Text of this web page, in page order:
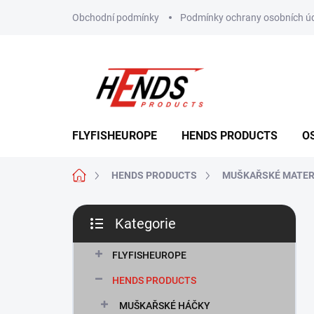
Obchodní podmínky Podmínky ochrany osobních
FLYFISHEUROPE HENDS PRODUCTS
Domů HENDS PRODUCTS MUŠKAŘSKÉ
P
s
kategorie
Kategorie
FLYFISHEUROPE
HENDS PRODUCTS
MUŠKAŘSKÉ HÁČKY